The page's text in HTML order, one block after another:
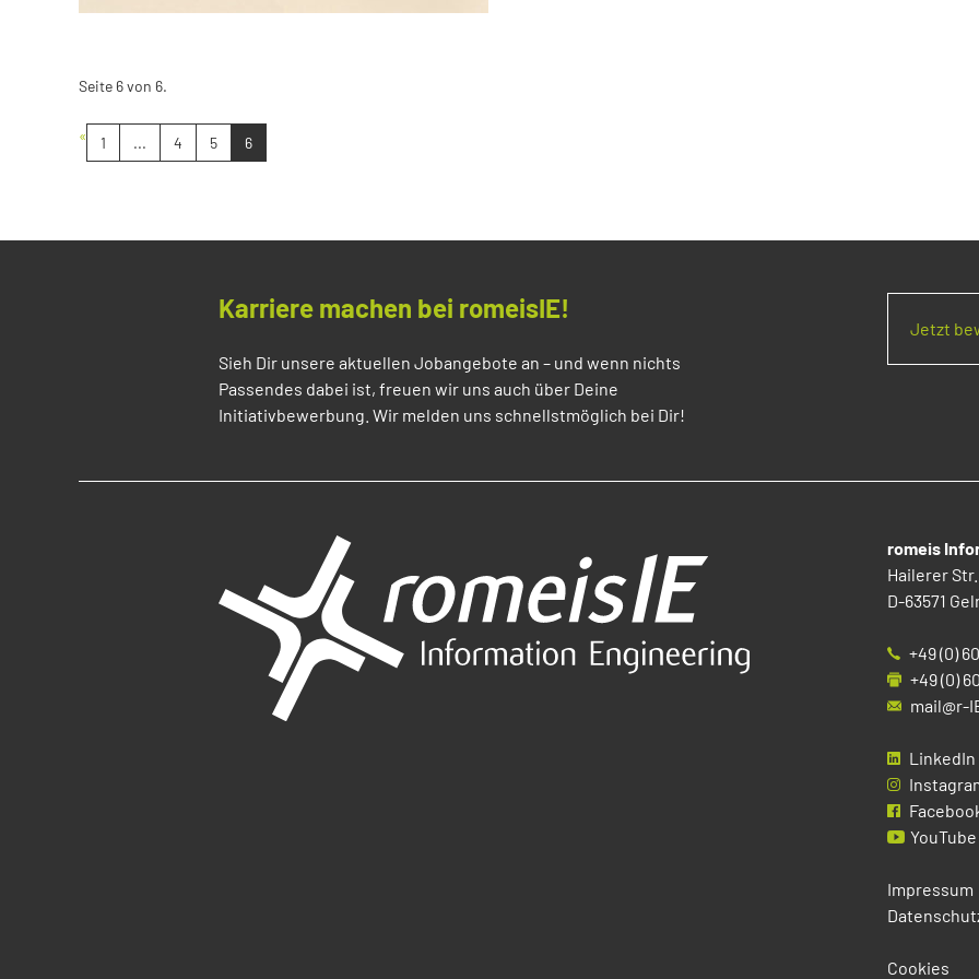
Seite 6 von 6.
« 1 ... 4 5 6
Karriere machen bei romeisIE!
Sieh Dir unsere aktuellen Jobangebote an – und wenn nichts
Passendes dabei ist, freuen wir uns auch über Deine
Initiativbewerbung. Wir melden uns schnellstmöglich bei Dir!
Jetzt
romeis
Hailerer Str.
D-63571
+49 (0)
+49 (0)
mail@r-
LinkedIn
YouTube
Impressum
Cookies